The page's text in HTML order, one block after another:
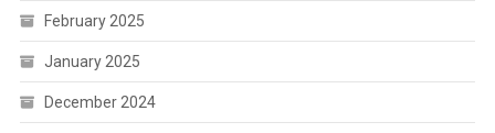
February 2025
January 2025
December 2024